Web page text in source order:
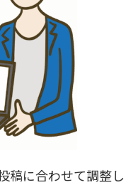
稿に合わせて調整し